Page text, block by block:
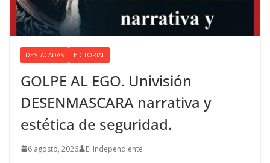
DESTACADAS EDITORIAL
GOLPE AL EGO. Univisión
DESENMASCARA narrativa y
estética de seguridad.
6 agosto, 2026 El Independiente